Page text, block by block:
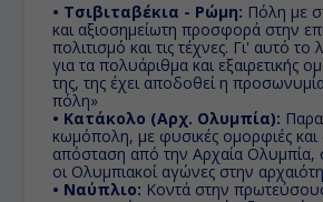
• Τσιβιταβέκια - Ρώμη: Πόλη με
και αξιοσημείωτη προσφορά στην
πολιτισμό και τις τέχνες. Γι' αυτό
για τα πολυάριθμα και εξαιρετικής
της, της έχει αποδοθεί η
πόλη»
• Κατάκολο (Αρχ. Ολυμπία):
κωμόπολη, με φυσικές ομορφιές και
απόσταση από την Αρχαία Ολυμπία,
οι Ολυμπιακοί αγώνες στην
• Ναύπλιο: Κοντά στην